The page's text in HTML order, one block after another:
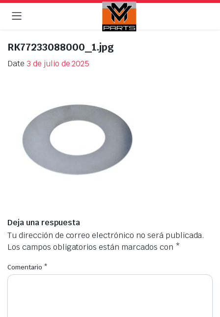
RK77233088000_1.jpg
Date 3 de julio de 2025
Deja una respuesta
Tu dirección de correo electrónico no será publicada.
Los campos obligatorios están marcados con *
Comentario *